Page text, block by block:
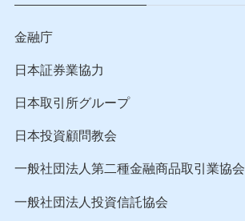
金融庁
日本証券業協力
日本取引所グループ
日本投資顧問教会
一般社団法人第二種金融商品取引業協会
一般社団法人投資信託協会